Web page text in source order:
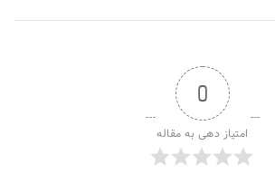
0
امتیاز دهی به مقاله